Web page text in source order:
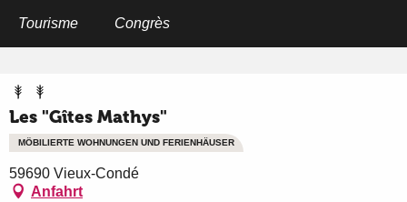
Tourisme Congrès
Les "Gîtes Mathys"
MÖBILIERTE WOHNUNGEN UND FERIENHÄUSER
59690 Vieux-Condé
Anfahrt